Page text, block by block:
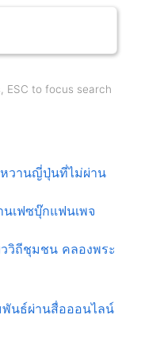
ESC to focus search
วานญี่ปุ่นที่ไม่ผ่าน
เฟซบุ๊กแฟนเพจ
ววิถีชุมชน คลองพระ
พันธ์ผ่านสื่อออนไลน์